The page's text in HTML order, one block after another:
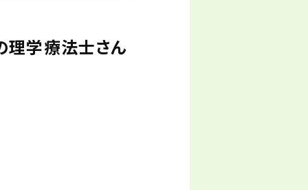
理学療法士さん